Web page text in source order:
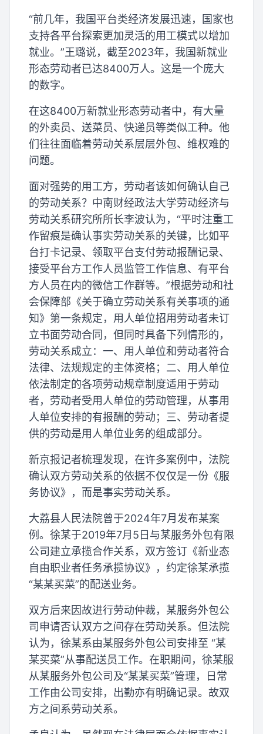
“前几年，我国平台类经济发展迅速，国家也
支持各平台探索更加灵活的用工模式以增加
就业。”王璐说，截至2023年，我国新就业
形态劳动者已达8400万人。这是一个庞大
的数字。
在这8400万新就业形态劳动者中，有大量
的外卖员、送菜员、快递员等类似工种。他
们往往面临着劳动关系层层外包、维权难的
问题。
面对强势的用工方，劳动者该如何确认自己
的劳动关系？中南财经政法大学劳动经济与
劳动关系研究所所长李波认为，“平时注重工
作留痕是确认事实劳动关系的关键，比如平
台打卡记录、领取平台支付劳动报酬记录、
接受平台方工作人员监管工作信息、有平台
方人员在内的微信工作群等。”根据劳动和社
会保障部《关于确立劳动关系有关事项的通
知》第一条规定，用人单位招用劳动者未订
立书面劳动合同，但同时具备下列情形的，
劳动关系成立：一、用人单位和劳动者符合
法律、法规规定的主体资格；二、用人单位
依法制定的各项劳动规章制度适用于劳动
者，劳动者受用人单位的劳动管理，从事用
人单位安排的有报酬的劳动；三、劳动者提
供的劳动是用人单位业务的组成部分。
新京报记者梳理发现，在许多案例中，法院
确认双方劳动关系的依据不仅仅是一份《服
务协议》，而是事实劳动关系。
大荔县人民法院曾于2024年7月发布某案
例。徐某于2019年7月5日与某服务外包有限
公司建立承揽合作关系，双方签订《新业态
自由职业者任务承揽协议》，约定徐某承揽
“某某买菜”的配送业务。
双方后来因故进行劳动仲裁，某服务外包公
司申请否认双方之间存在劳动关系。但法院
认为，徐某系由某服务外包公司安排至 “某
某买菜”从事配送员工作。在职期间，徐某服
从某服务外包公司及“某某买菜”管理，日常
工作由公司安排，出勤亦有明确记录。故双
方之间系劳动关系。